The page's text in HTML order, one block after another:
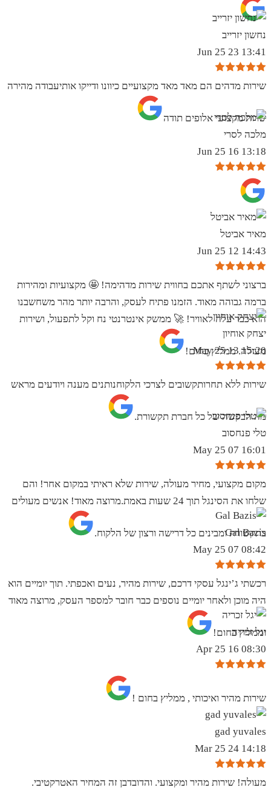
נחשון יזרייב
13:41 23 Jun 25
שירות מדהים הם מאד מאד מקצועיים כיוונו ודייקו אותיעבודה מהירה
שרות מקצועי אלופים תודה
מלכה לסרי
13:18 16 Jun 25
מאיר אביטל
14:43 12 Jun 25
ברצוני לשתף אתכם בחווית שירות מדהימה! 🤩 מקצועיות ומהירות
ברמה גבוהה מאוד. הזמנו פתיח לעסק, והרבה יותר מהר משחשבנו
הוא כבר עלה לאוויר! 🚀 ממשק אינטרנטי נח וקל לתפעול, ושירות
מעולה. ממליץ בחום!
יצחק אוחיון
15:20 13 May 25
שירות ללא תחרותקשובים לצרכי הלקוחנותנים מענה ויודעים מראש
מה הבקשה של כל חברת תקשורת.
טלי פנחסוב
16:01 07 May 25
מקום מקצועי, מחיר מעולה, שירות שלא ראיתי במקום אחר! והם
שלחו את הסינגל תוך 24 שעות באמת.מרוצה מאוד! אנשים מעולים
בתקשורת ומבינים כל דרישה ורצון של הלקוח.
Gal Bazis
08:42 07 May 25
רכשתי ג’ינגל עסקי דרכם, שירות מהיר, נעים ואכפתי. תוך יומיים הוא
היה מוכן ולאחר יומיים נוספים כבר חובר למספר העסק, מרוצה מאוד
וממליץ בחום!
יגל זכריה
08:30 16 Apr 25
שירות מהיר ואיכותי , ממליץ בחום !
gad yuvales
14:18 24 Mar 25
מעולה! שירות מהיר ומקצועי. והדובדבן זה המחיר האטרקטיבי.